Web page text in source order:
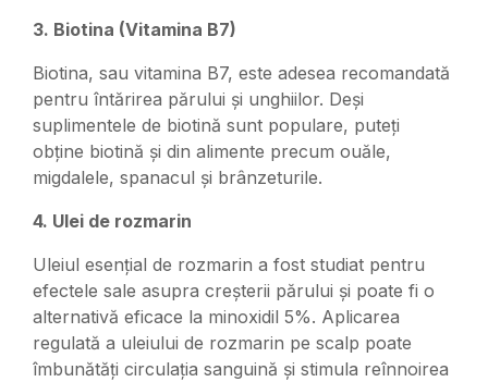
3. Biotina (Vitamina B7)
Biotina, sau vitamina B7, este adesea recomandată
pentru întărirea părului și unghiilor. Deși
suplimentele de biotină sunt populare, puteți
obține biotină și din alimente precum ouăle,
migdalele, spanacul și brânzeturile.
4. Ulei de rozmarin
Uleiul esențial de rozmarin a fost studiat pentru
efectele sale asupra creșterii părului și poate fi o
alternativă eficace la minoxidil 5%. Aplicarea
regulată a uleiului de rozmarin pe scalp poate
îmbunătăți circulația sanguină și stimula reînnoirea